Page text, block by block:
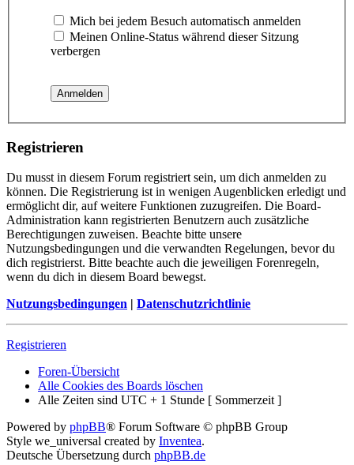
Mich bei jedem Besuch automatisch anmelden
Meinen Online-Status während dieser Sitzung
verbergen
Registrieren
Du musst in diesem Forum registriert sein, um dich anmelden zu
können. Die Registrierung ist in wenigen Augenblicken erledigt und
ermöglicht dir, auf weitere Funktionen zuzugreifen. Die Board-
Administration kann registrierten Benutzern auch zusätzliche
Berechtigungen zuweisen. Beachte bitte unsere
Nutzungsbedingungen und die verwandten Regelungen, bevor du
dich registrierst. Bitte beachte auch die jeweiligen Forenregeln,
wenn du dich in diesem Board bewegst.
Nutzungsbedingungen | Datenschutzrichtlinie
Registrieren
Foren-Übersicht
Alle Cookies des Boards löschen
Alle Zeiten sind UTC + 1 Stunde [ Sommerzeit ]
Powered by phpBB® Forum Software © phpBB Group
Style we_universal created by Inventea.
Deutsche Übersetzung durch phpBB.de